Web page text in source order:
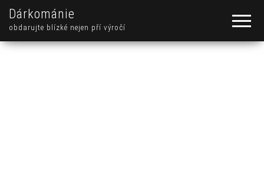
Dárkománie
obdarujte blízké nejen pří výročí